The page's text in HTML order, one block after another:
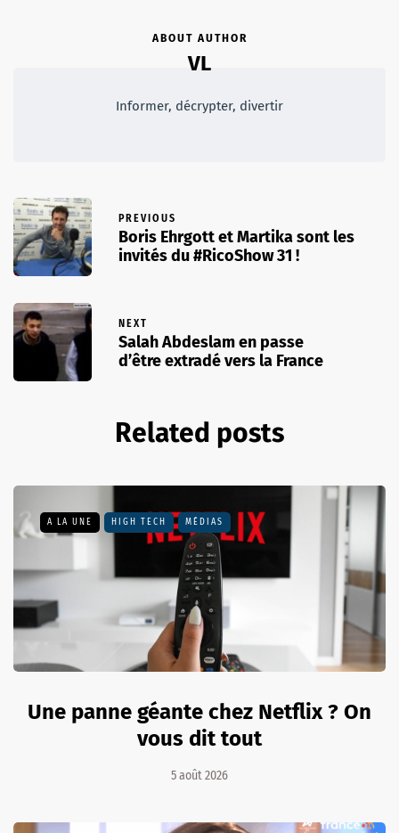
ABOUT AUTHOR
VL
Informer, décrypter, divertir
PREVIOUS
Boris Ehrgott et Martika sont les
invités du #RicoShow 31 !
NEXT
Salah Abdeslam en passe
d’être extradé vers la France
Related posts
A LA UNE HIGH TECH MÉDIAS
Une panne géante chez Netflix ? On
vous dit tout
5 août 2026